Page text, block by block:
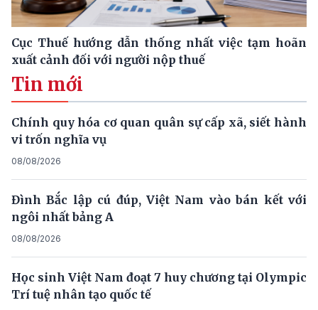
Cục Thuế hướng dẫn thống nhất việc tạm hoãn
xuất cảnh đối với người nộp thuế
Tin mới
Chính quy hóa cơ quan quân sự cấp xã, siết hành
vi trốn nghĩa vụ
08/08/2026
Đình Bắc lập cú đúp, Việt Nam vào bán kết với
ngôi nhất bảng A
08/08/2026
Học sinh Việt Nam đoạt 7 huy chương tại Olympic
Trí tuệ nhân tạo quốc tế